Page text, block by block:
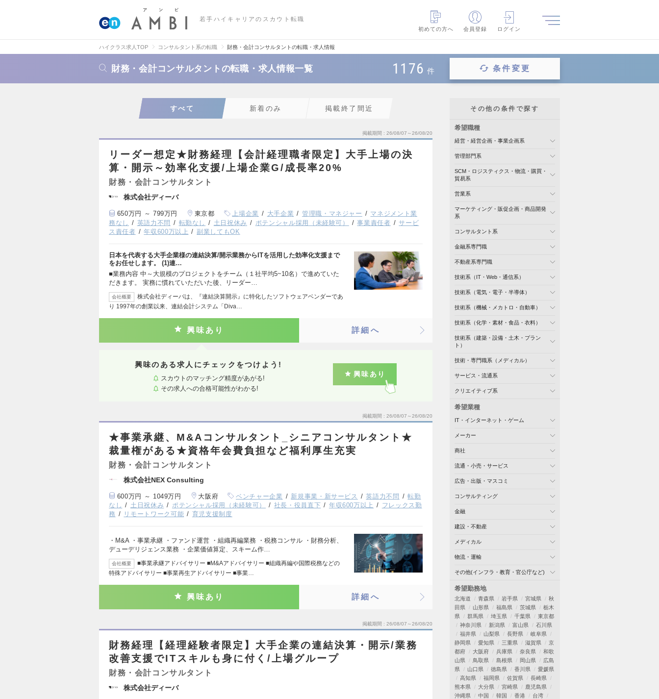
若手ハイキャリアのスカウト転職
初めての方へ
会員登録 ログイン
ハイクラス求人TOP コンサルタント系の転職 財務・会計コンサルタントの転職・求人情報
財務・会計コンサルタントの転職・求人情報一覧 1176 件 条件変更
すべて 新着のみ 掲載終了間近
掲載期間 26/08/07～26/08/20
リーダー想定★財務経理【会計経理職者限定】大手上場の決
算・開示～効率化支援/上場企業G/成長率20%
財務・会計コンサルタント
株式会社ディーバ
650万円 ～ 799万円 東京都 上場企業 大手企業 管理職・マネジャー
マネジメント業
務なし
英語力不問 転勤なし 土日祝休み ポテンシャル採用（未経験可） 事業責任者
サービ
ス責任者
年収600万以上 副業してもOK
日本を代表する大手企業様の連結決算/開示業務からITを活用した効率化支援まで
をお任せします。 (1)連…
■業務内容 中～大規模のプロジェクトをチーム（１社平均5~10名）で進めていた
だきます。 実務に慣れていただいた後、リーダー…
会社概要
株式会社ディーバは、『連結決算開示』に特化したソフトウェアベンダーであ
り 1997年の創業以来、連結会計システム「Diva…
興味あり 詳細へ
興味のある求人にチェックをつけよう!
スカウトのマッチング精度があがる!
その求人への合格可能性がわかる!
興味あり
掲載期間 26/08/07～26/08/20
★事業承継、M&Aコンサルタント_シニアコンサルタント★
裁量権がある★資格年会費負担など福利厚生充実
財務・会計コンサルタント
株式会社NEX Consulting
600万円 ～ 1049万円 大阪府 ベンチャー企業 新規事業・新サービス 英語力不問
転勤
なし
土日祝休み ポテンシャル採用（未経験可） 社長・役員直下 年収600万以上
フレックス勤
務
リモートワーク可能 育児支援制度
・M&A ・事業承継 ・ファンド運営 ・組織再編業務 ・税務コンサル ・財務分析、
デューデリジェンス業務 ・企業価値算定、スキーム作…
会社概要
■事業承継アドバイサリー ■M&Aアドバイサリー ■組織再編や国際税務などの
特殊アドバイサリー ■事業再生アドバイサリー ■事業…
興味あり 詳細へ
掲載期間 26/08/07～26/08/20
財務経理【経理経験者限定】大手企業の連結決算・開示/業務
改善支援でITスキルも身に付く/上場グループ
財務・会計コンサルタント
株式会社ディーバ
その他の条件で探す
希望職種
経営・経営企画・事業企画系
管理部門系
SCM・ロジスティクス・物流・購買・
貿易系
営業系
マーケティング・販促企画・商品開発
系
コンサルタント系
金融系専門職
不動産系専門職
技術系（IT・Web・通信系）
技術系（電気・電子・半導体）
技術系（機械・メカトロ・自動車）
技術系（化学・素材・食品・衣料）
技術系（建築・設備・土木・プラン
ト）
技術・専門職系（メディカル）
サービス・流通系
クリエイティブ系
希望業種
IT・インターネット・ゲーム
メーカー
商社
流通・小売・サービス
広告・出版・マスコミ
コンサルティング
金融
建設・不動産
メディカル
物流・運輸
その他(インフラ・教育・官公庁など)
希望勤務地
北海道 青森県 岩手県 宮城県
秋
田県
山形県 福島県 茨城県
栃木
県
群馬県 埼玉県 千葉県
東京都
神奈川県
新潟県 富山県
石川県
福井県
山梨県 長野県
岐阜県
静岡県
愛知県 三重県 滋賀県
京
都府
大阪府 兵庫県 奈良県
和歌
山県
鳥取県 島根県 岡山県
広島
県
山口県 徳島県 香川県
愛媛県
高知県
福岡県 佐賀県
長崎県
熊本県
大分県 宮崎県
鹿児島県
沖縄県
中国 韓国 香港
台湾